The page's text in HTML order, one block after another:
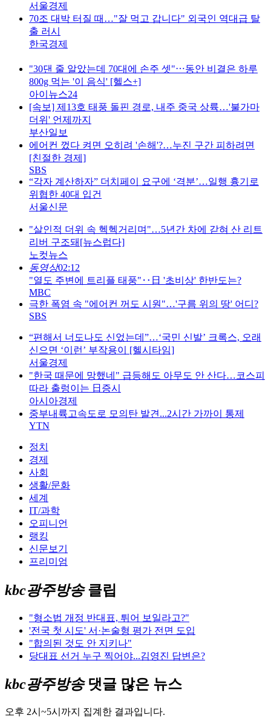
서울경제
70조 대박 터질 때…"잘 먹고 갑니다" 외국인 역대급 탈
출 러시
한국경제
"30댄 줄 알았는데 70대에 손주 셋"⋯동안 비결은 하루
800g 먹는 '이 음식' [헬스+]
아이뉴스24
[속보] 제13호 태풍 돌핀 경로, 내주 중국 상륙…'불가마
더위' 언제까지
부산일보
에어컨 껐다 켜면 오히려 '손해'?…누진 구간 피하려면
[친절한 경제]
SBS
“각자 계산하자” 더치페이 요구에 ‘격분’…일행 흉기로
위협한 40대 입건
서울신문
"살인적 더위 속 헥헥거리며"…5년간 차에 갇혀 산 리트
리버 구조돼[뉴스럽다]
노컷뉴스
동영상02:12
"열도 주변에 트리플 태풍"‥日 '초비상' 한반도는?
MBC
극한 폭염 속 "에어컨 꺼도 시원"…'구름 위의 땅' 어디?
SBS
“편해서 너도나도 신었는데”…‘국민 신발’ 크록스, 오래
신으면 ‘이런’ 부작용이 [헬시타임]
서울경제
"한국 때문에 망했네" 급등해도 아무도 안 산다…코스피
따라 출렁이는 日증시
아시아경제
중부내륙고속도로 모의탄 발견...2시간 가까이 통제
YTN
정치
경제
사회
생활/문화
세계
IT/과학
오피니언
랭킹
신문보기
프리미엄
kbc광주방송클립
"형소법 개정 반대표, 튀어 보일라고?"
'전국 첫 시도' 서·논술형 평가 전면 도입
"합의된 것도 안 지키나"
당대표 선거 누구 찍어야...김영진 답변은?
kbc광주방송댓글 많은 뉴스
오후 2시~5시까지 집계한 결과입니다.